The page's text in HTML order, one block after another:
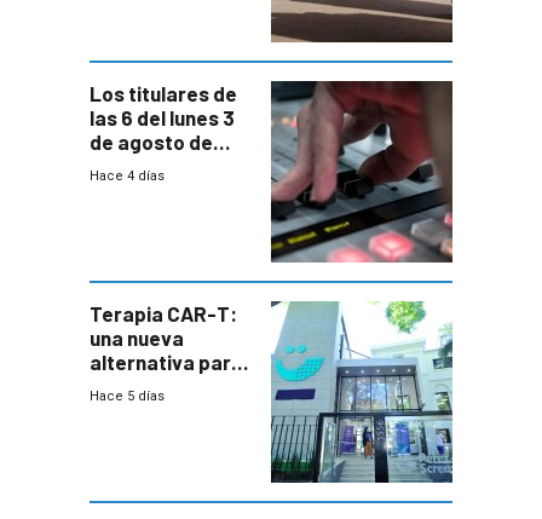
Los titulares de
las 6 del lunes 3
de agosto de
2026
Hace 4 días
Terapia CAR-T:
una nueva
alternativa para
niños y
Hace 5 días